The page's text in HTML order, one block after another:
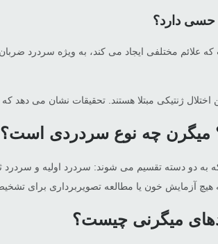
دارد؟
علائم مختلفی ایجاد می کند، به ویژه سردرد
میگرن چه نوع سردردی است؟
دارد که به دو دسته تقسیم می شوند: سردرد اولیه
هیچ آزمایش خون یا مطالعه تصویربرداری برای
میگرنی چیست؟